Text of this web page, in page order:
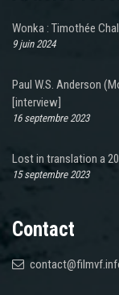
Wonka : Timothée
9 juin 2024
Paul W.S. Anderson
[interview]
16 septembre 2023
Lost in translation a
15 septembre 2023
Contact